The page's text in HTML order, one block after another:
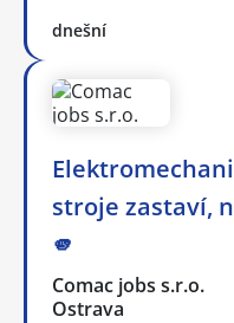
dnešní
stroje zastaví,
🫵
Comac jobs s.r.o.
Ostrava